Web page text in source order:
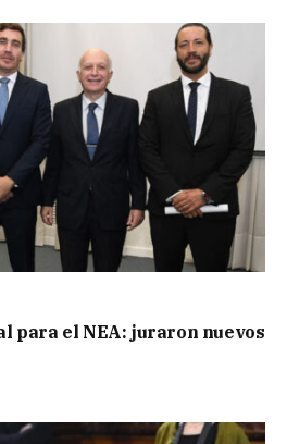
para el NEA: juraron nuevos